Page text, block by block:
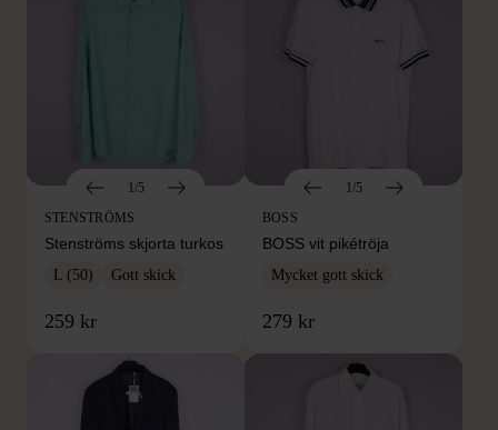
1/5
STENSTRÖMS
Stenströms skjorta turkos
L (50) Gott skick
259 kr
1/5
BOSS
BOSS vit pikétröja
Mycket gott skick
279 kr